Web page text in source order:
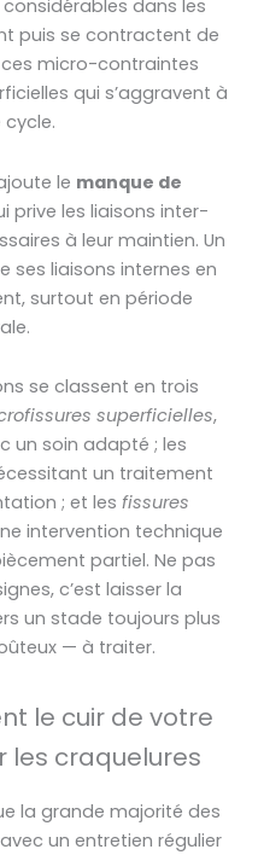
dans les
puis se contractent de
micro-contraintes
qui s’aggravent à
le manque de
prive les liaisons inter-
à leur maintien. Un
ses liaisons internes en
surtout en période
se classent en trois
superficielles,
un soin adapté ; les
un traitement
; et les fissures
intervention technique
partiel. Ne pas
c’est laisser la
un stade toujours plus
— à traiter.
le cuir de votre
les craquelures
la grande majorité des
un entretien régulier